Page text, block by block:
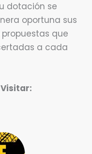
dotación se
oportuna sus
que
a cada